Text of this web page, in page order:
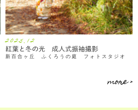
2025.12
紅葉と冬の光 成人式振袖撮影
新百合ヶ丘 ふくろうの庭 フォトスタジオ
more >